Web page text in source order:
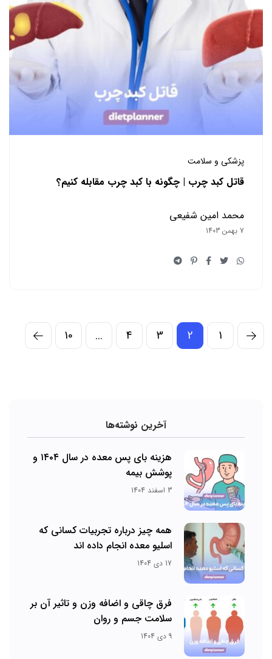
پزشکی و سلامت
قاتل کبد چرب | چگونه با کبد چرب مقابله کنیم؟
محمد امین شفیعی
7 بهمن 1403
1
2
3
4
...
10
آخرین نوشته‌ها
هزینه بای پس معده در سال ۱۴۰۴ و
پوشش بیمه
3 اسفند 1404
همه چیز درباره تجربیات کسانی که
اسلیو معده انجام داده اند
17 دی 1404
فرق چاقی و اضافه وزن و تاثیر آن بر
سلامت جسم و روان
9 دی 1404